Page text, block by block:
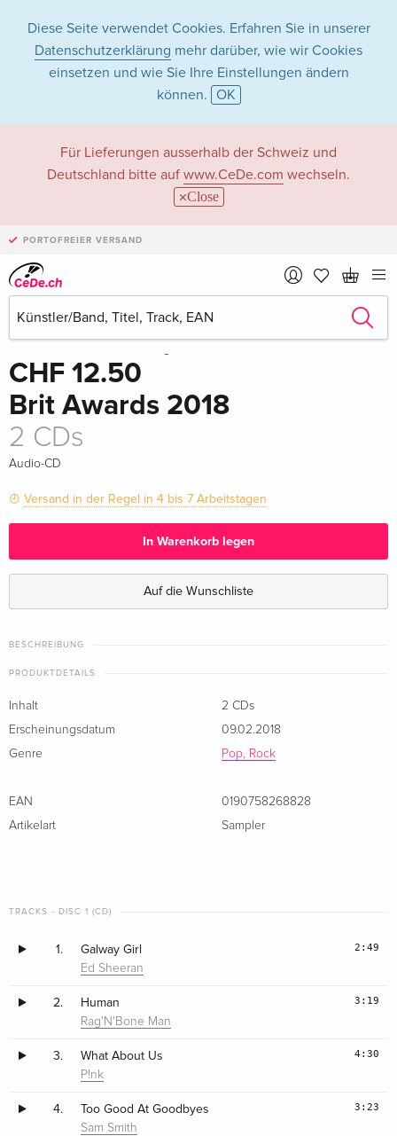
Diese Seite verwendet Cookies. Erfahren Sie in unserer
Datenschutzerklärung mehr darüber, wie wir Cookies
einsetzen und wie Sie Ihre Einstellungen ändern
können. OK
Für Lieferungen ausserhalb der Schweiz und
Deutschland bitte auf www.CeDe.com wechseln.
Close
PORTOFREIER VERSAND
CHF 12.50
Brit Awards 2018
2 CDs
Audio-CD
Versand in der Regel in 4 bis 7 Arbeitstagen
In Warenkorb legen
Auf die Wunschliste
BESCHREIBUNG
PRODUKTDETAILS
Inhalt
2 CDs
Erscheinungsdatum
09.02.2018
Genre
Pop, Rock
EAN
0190758268828
Artikelart
Sampler
TRACKS - DISC 1 (CD)
1. Galway Girl
Ed Sheeran
2:49
2. Human
Rag'N'Bone Man
3:19
3. What About Us
P!nk
4:30
4. Too Good At Goodbyes
Sam Smith
3:23